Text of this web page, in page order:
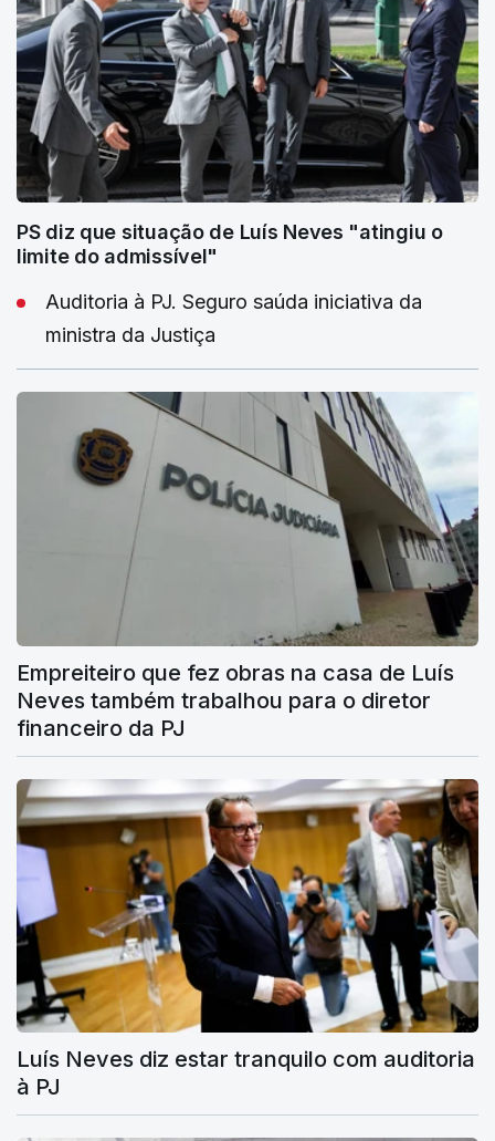
PS diz que situação de Luís Neves "atingiu o
limite do admissível"
Auditoria à PJ. Seguro saúda iniciativa da
ministra da Justiça
Empreiteiro que fez obras na casa de Luís
Neves também trabalhou para o diretor
financeiro da PJ
Luís Neves diz estar tranquilo com auditoria
à PJ